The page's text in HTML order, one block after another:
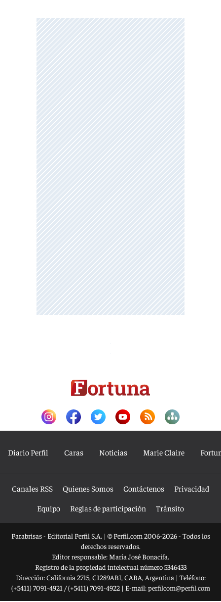
Diario Perfil Caras Noticias Marie Claire
Canales RSS Quienes Somos Contáctenos
Privacidad
Equipo
Reglas de participación Tránsito
Parabrisas - Editorial Perfil S.A. | © Perfil.com 2006-2026 - Todos los
derechos reservados.
Editor responsable: María José Bonacifa.
Registro de la propiedad intelectual número 5346433
Dirección:California 2715, C1289ABI, CABA, Argentina | Teléfono:
(+5411) 7091-4921 /(+5411) 7091-4922| E-mail:perfilcom@perfil.com